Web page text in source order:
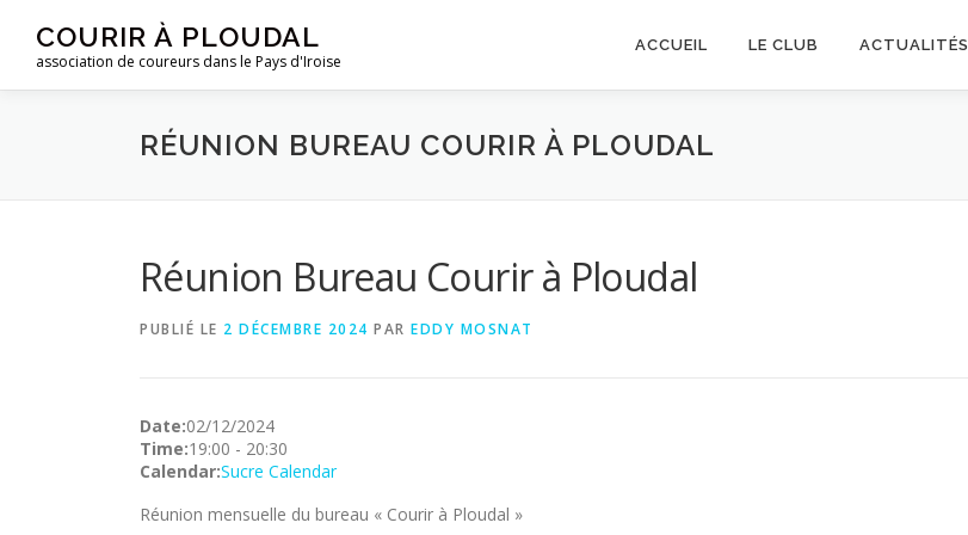
contenu
COURIR À PLOUDAL
association de coureurs dans le Pays d'Iroise
ACCUEIL LE CLUB ACTUALITÉS
RÉUNION BUREAU COURIR À PLOUDAL
Réunion Bureau Courir à Ploudal
PUBLIÉ LE 2 DÉCEMBRE 2024 PAR EDDY MOSNAT
Date:02/12/2024
Time:19:00 - 20:30
Calendar:Sucre Calendar
Réunion mensuelle du bureau « Courir à Ploudal »